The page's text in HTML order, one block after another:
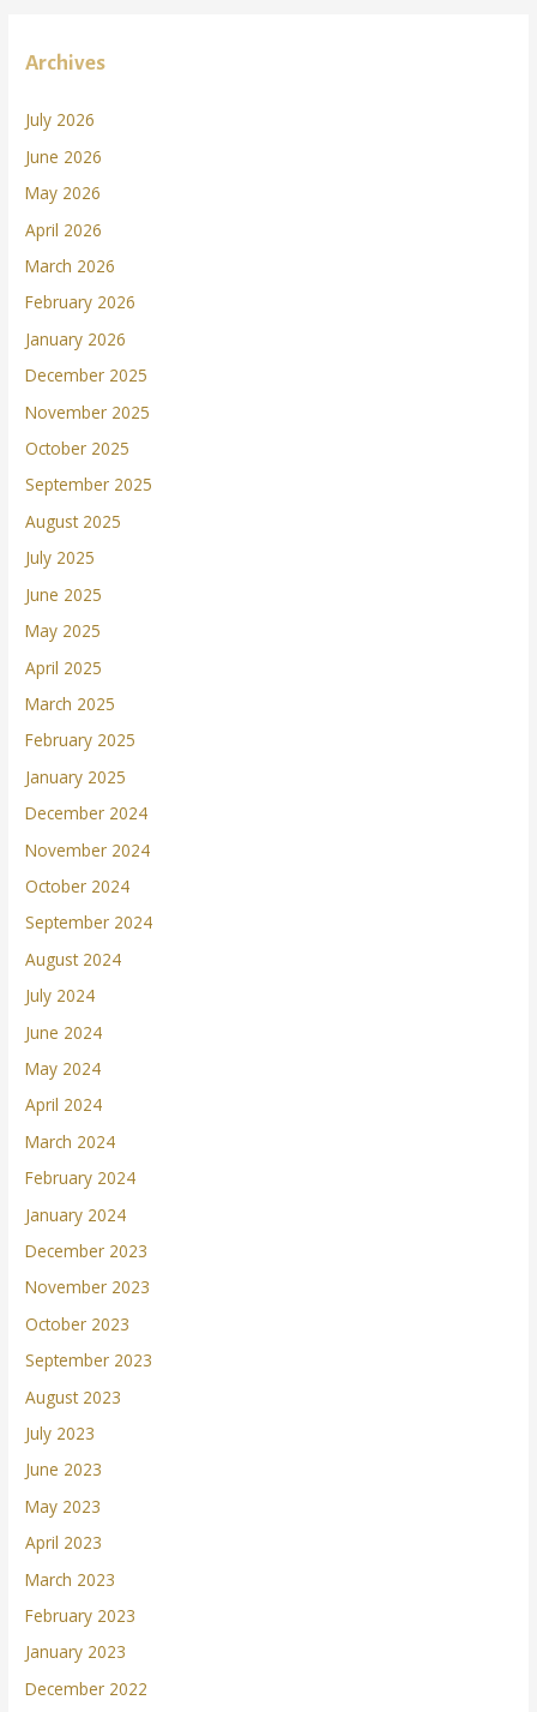
Archives
July 2026
June 2026
May 2026
April 2026
March 2026
February 2026
January 2026
December 2025
November 2025
October 2025
September 2025
August 2025
July 2025
June 2025
May 2025
April 2025
March 2025
February 2025
January 2025
December 2024
November 2024
October 2024
September 2024
August 2024
July 2024
June 2024
May 2024
April 2024
March 2024
February 2024
January 2024
December 2023
November 2023
October 2023
September 2023
August 2023
July 2023
June 2023
May 2023
April 2023
March 2023
February 2023
January 2023
December 2022